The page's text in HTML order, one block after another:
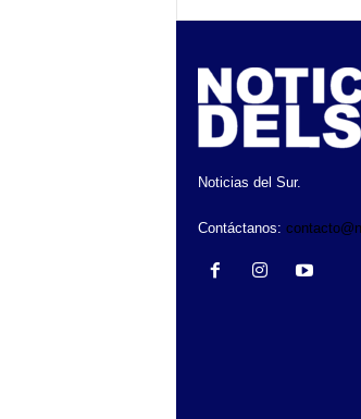
Noticias del Sur.
Contáctanos: